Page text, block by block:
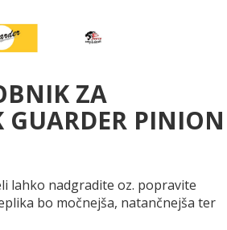
ZA
GUARDER PINION
lahko nadgradite oz. popravite
bo močnejša, natančnejša ter